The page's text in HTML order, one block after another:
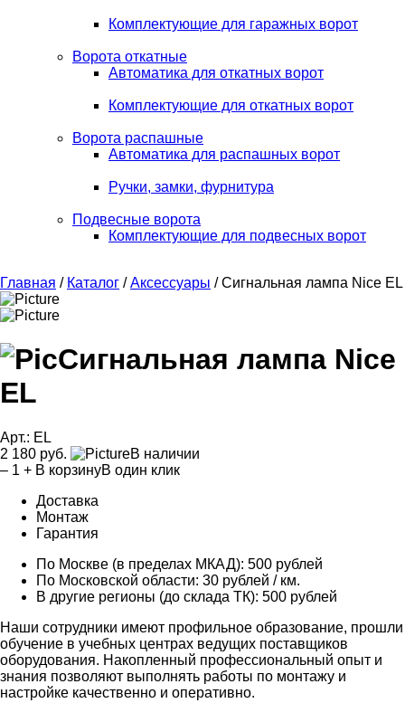
Комплектующие для гаражных ворот
Ворота откатные
Автоматика для откатных ворот
Комплектующие для откатных ворот
Ворота распашные
Автоматика для распашных ворот
Ручки, замки, фурнитура
Подвесные ворота
Комплектующие для подвесных ворот
Главная / Каталог /Аксессуары / Сигнальная лампа Nice EL
Сигнальная лампа Nice
EL
Арт.: EL
2 180 руб.
В наличии
– 1 + В корзинуВ один клик
Доставка
Монтаж
Гарантия
По Москве (в пределах МКАД): 500 рублей
По Московской области: 30 рублей / км.
В другие регионы (до склада ТК): 500 рублей
Наши сотрудники имеют профильное образование, прошли
обучение в учебных центрах ведущих поставщиков
оборудования. Накопленный профессиональный опыт и
знания позволяют выполнять работы по монтажу и
настройке качественно и оперативно.